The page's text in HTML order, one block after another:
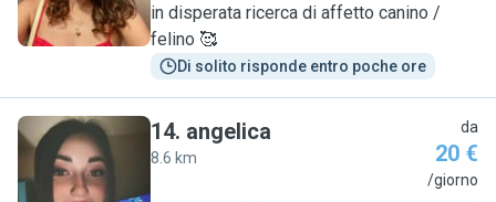
in disperata ricerca di affetto canino /
felino 🥰
Di solito risponde entro poche ore
A
14. angelica
8.6 km
da
20 €
/giorno